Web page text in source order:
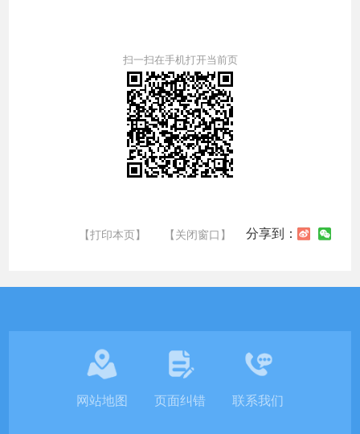
扫一扫在手机打开当前页
【打印本页】 【关闭窗口】 分享到：
网站地图 页面纠错 联系我们